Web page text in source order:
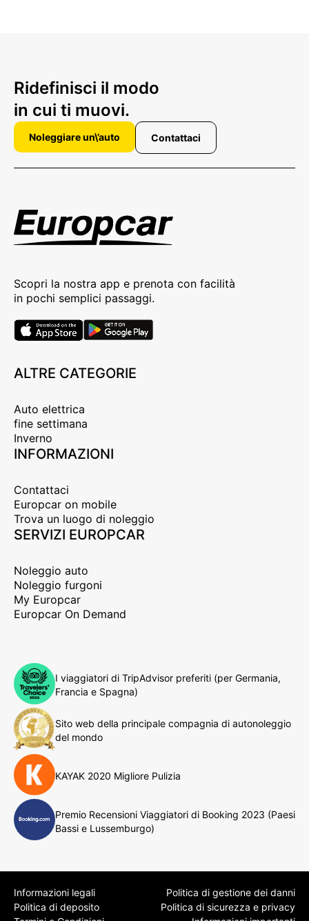
Ridefinisci il modo
in cui ti muovi.
Noleggiare un\’auto Contattaci
Scopri la nostra app e prenota con facilità
in pochi semplici passaggi.
ALTRE CATEGORIE
Auto elettrica
fine settimana
Inverno
INFORMAZIONI
Contattaci
Europcar on mobile
Trova un luogo di noleggio
SERVIZI EUROPCAR
Noleggio auto
Noleggio furgoni
My Europcar
Europcar On Demand
I viaggiatori di TripAdvisor preferiti (per Germania,
Francia e Spagna)
Sito web della principale compagnia di autonoleggio
del mondo
KAYAK 2020 Migliore Pulizia
Premio Recensioni Viaggiatori di Booking 2023 (Paesi
Bassi e Lussemburgo)
Informazioni legali
Politica di gestione dei danni
Politica di deposito
Politica di sicurezza e privacy